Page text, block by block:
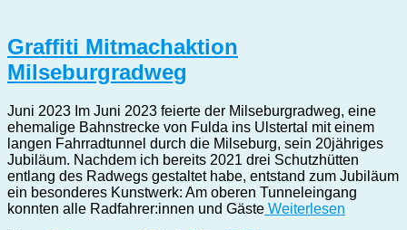
Graffiti Mitmachaktion
Milseburgradweg
Juni 2023 Im Juni 2023 feierte der Milseburgradweg, eine
ehemalige Bahnstrecke von Fulda ins Ulstertal mit einem
langen Fahrradtunnel durch die Milseburg, sein 20jähriges
Jubiläum. Nachdem ich bereits 2021 drei Schutzhütten
entlang des Radwegs gestaltet habe, entstand zum Jubiläum
ein besonderes Kunstwerk: Am oberen Tunneleingang
konnten alle Radfahrer:innen und Gäste Weiterlesen